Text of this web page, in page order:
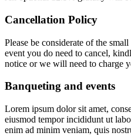
Cancellation Policy
Please be considerate of the
event you do need to cancel,
notice or we will need to charge
Banqueting and events
Lorem ipsum dolor sit amet,
eiusmod tempor incididunt ut
enim ad minim veniam, quis